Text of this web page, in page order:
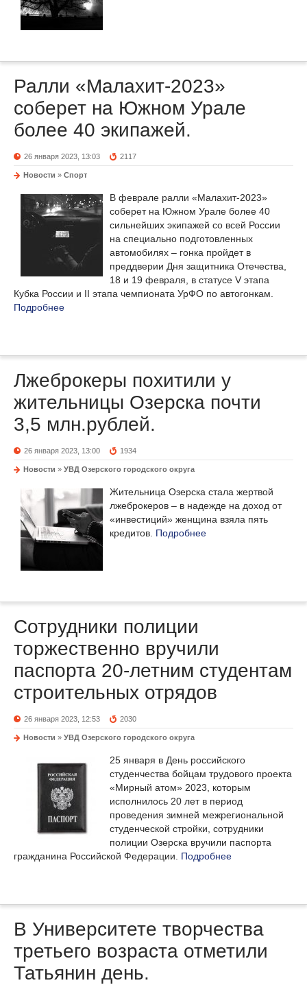
Ралли «Малахит-2023»
соберет на Южном Урале
более 40 экипажей.
26 января 2023, 13:03 2117
Новости » Спорт
В феврале ралли «Малахит-2023»
соберет на Южном Урале более 40
сильнейших экипажей со всей России
на специально подготовленных
автомобилях – гонка пройдет в
преддверии Дня защитника Отечества,
18 и 19 февраля, в статусе V этапа
Кубка России и II этапа чемпионата УрФО по автогонкам.
Подробнее
Лжеброкеры похитили у
жительницы Озерска почти
3,5 млн.рублей.
26 января 2023, 13:00 1934
Новости » УВД Озерского городского округа
Жительница Озерска стала жертвой
лжеброкеров – в надежде на доход от
«инвестиций» женщина взяла пять
кредитов. Подробнее
Сотрудники полиции
торжественно вручили
паспорта 20-летним студентам
строительных отрядов
26 января 2023, 12:53 2030
Новости » УВД Озерского городского округа
25 января в День российского
студенчества бойцам трудового проекта
«Мирный атом» 2023, которым
исполнилось 20 лет в период
проведения зимней межрегиональной
студенческой стройки, сотрудники
полиции Озерска вручили паспорта
гражданина Российской Федерации. Подробнее
В Университете творчества
третьего возраста отметили
Татьянин день.